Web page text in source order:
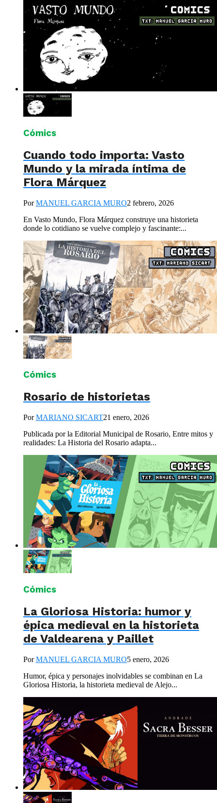
Cómics
Cuando todo importa: Vasto
Mundo y la mirada íntima de
Flora Márquez
PorMANUEL GARCIA MURO2 febrero, 2026
En Vasto Mundo, Flora Márquez construye una historieta
donde lo cotidiano se vuelve complejo y fascinante:...
Cómics
Rosario de historietas
PorMARIANO SICART21 enero, 2026
Publicada por la Editorial Municipal de Rosario, Entre mitos y
realidades: La Historia del Rosario adapta...
Cómics
La Gloriosa Historia: humor y
épica medieval en la historieta
de Valdearena y Paillet
PorMANUEL GARCIA MURO5 enero, 2026
Humor, épica y personajes inolvidables se combinan en La
Gloriosa Historia, la historieta medieval de Alejo...